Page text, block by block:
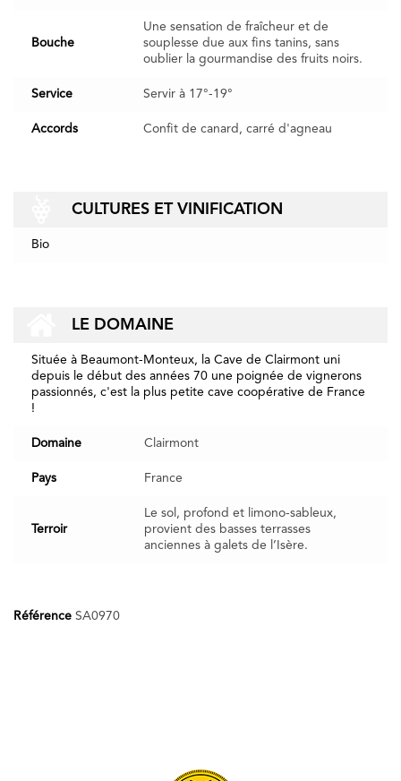
Bouche
Une sensation de fraîcheur et de
souplesse due aux fins tanins, sans
oublier la gourmandise des fruits noirs.
Service Servir à 17°-19°
Accords Confit de canard, carré d'agneau
CULTURES ET VINIFICATION
Bio
LE DOMAINE
Située à Beaumont-Monteux, la Cave de Clairmont uni
depuis le début des années 70 une poignée de vignerons
passionnés, c'est la plus petite cave coopérative de France
!
Domaine Clairmont
Pays France
Terroir
Le sol, profond et limono-sableux,
provient des basses terrasses
anciennes à galets de l’Isère.
Référence SA0970